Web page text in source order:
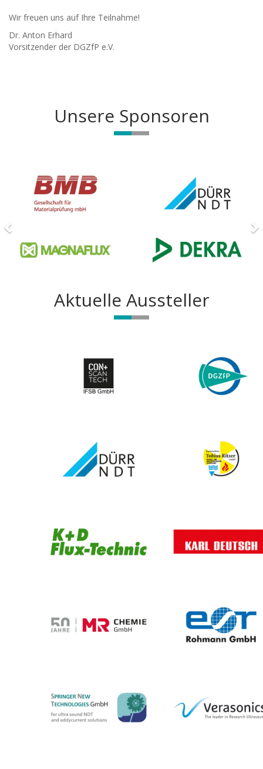
Wir freuen uns auf Ihre Teilnahme!
Dr. Anton Erhard
Vorsitzender der DGZfP e.V.
Unsere Sponsoren
Previous
Aktuelle Aussteller